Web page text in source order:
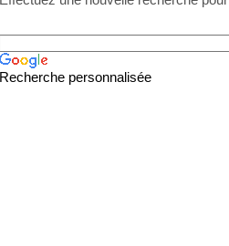
Recherche personnalisée